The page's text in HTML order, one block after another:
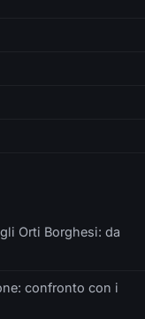
Orti Borghesi: da
confronto con i